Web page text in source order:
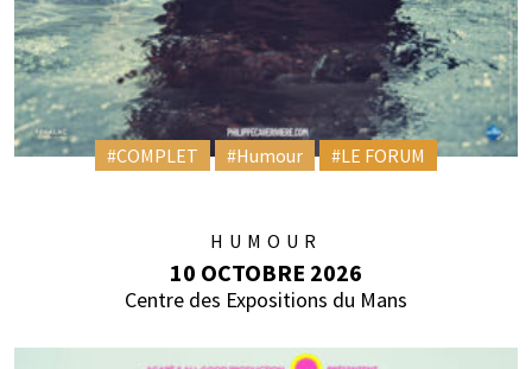
#COMPLET #Humour #LE FORUM
HUMOUR
10 OCTOBRE 2026
Centre des Expositions du Mans